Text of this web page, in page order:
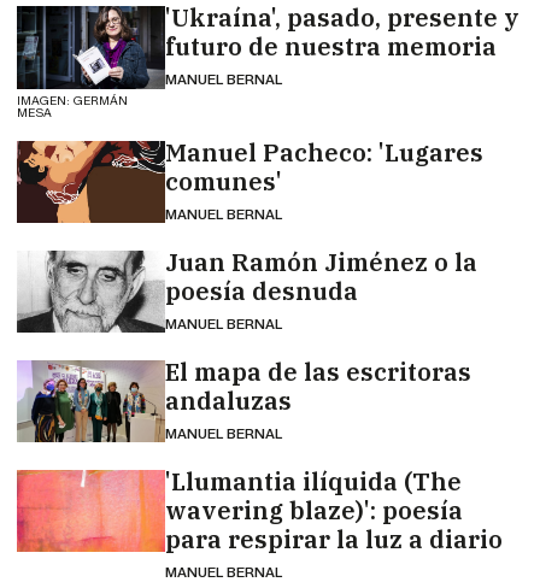
IMAGEN: GERMÁN
MESA
'Ukraína', pasado, presente y
futuro de nuestra memoria
MANUEL BERNAL
Manuel Pacheco: 'Lugares
comunes'
MANUEL BERNAL
Juan Ramón Jiménez o la
poesía desnuda
MANUEL BERNAL
El mapa de las escritoras
andaluzas
MANUEL BERNAL
'Llumantia ilíquida (The
wavering blaze)': poesía
para respirar la luz a diario
MANUEL BERNAL